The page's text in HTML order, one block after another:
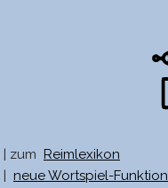
zum
Reimlexikon
neue Wortspiel-Funktion